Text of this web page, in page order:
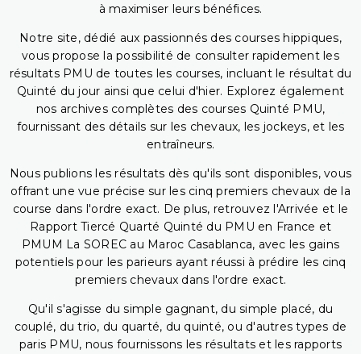
à maximiser leurs bénéfices.
Notre site, dédié aux passionnés des courses hippiques,
vous propose la possibilité de consulter rapidement les
résultats PMU de toutes les courses, incluant le résultat du
Quinté du jour ainsi que celui d'hier. Explorez également
nos archives complètes des courses Quinté PMU,
fournissant des détails sur les chevaux, les jockeys, et les
entraîneurs.
Nous publions les résultats dès qu'ils sont disponibles, vous
offrant une vue précise sur les cinq premiers chevaux de la
course dans l'ordre exact. De plus, retrouvez l'Arrivée et le
Rapport Tiercé Quarté Quinté du PMU en France et
PMUM La SOREC au Maroc Casablanca, avec les gains
potentiels pour les parieurs ayant réussi à prédire les cinq
premiers chevaux dans l'ordre exact.
Qu'il s'agisse du simple gagnant, du simple placé, du
couplé, du trio, du quarté, du quinté, ou d'autres types de
paris PMU, nous fournissons les résultats et les rapports